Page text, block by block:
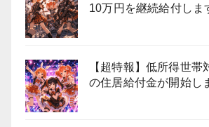
10万円を継続給付しま
【超特報】低所得世帯
の住居給付金が開始し